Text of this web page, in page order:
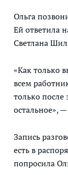
Ольга
Ей ответила
Светлана
«Как только
всем
только после
остальное»,
Запись
есть в
попросила